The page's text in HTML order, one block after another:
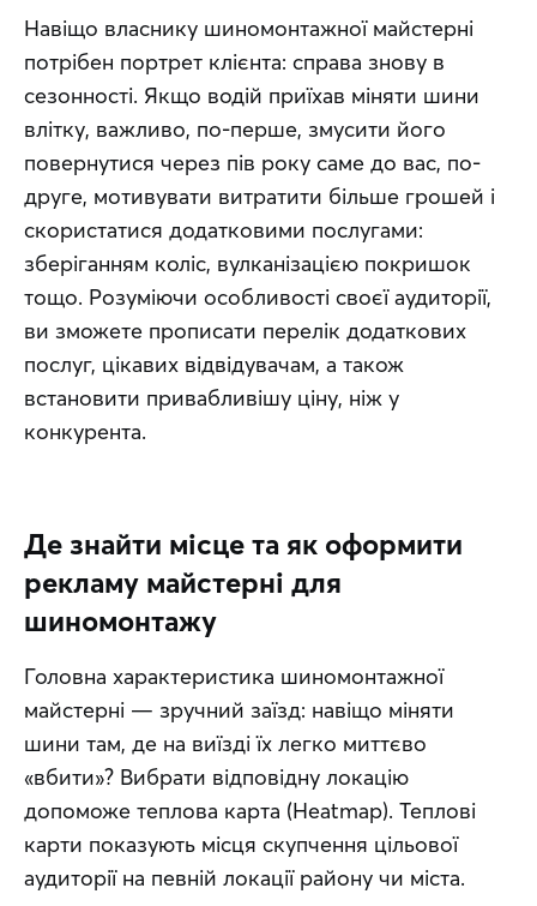
Навіщо власнику шиномонтажної майстерні
потрібен портрет клієнта: справа знову в
сезонності. Якщо водій приїхав міняти шини
влітку, важливо, по-перше, змусити його
повернутися через пів року саме до вас, по-
друге, мотивувати витратити більше грошей і
скористатися додатковими послугами:
зберіганням коліс, вулканізацією покришок
тощо. Розуміючи особливості своєї аудиторії,
ви зможете прописати перелік додаткових
послуг, цікавих відвідувачам, а також
встановити привабливішу ціну, ніж у
конкурента.
Де знайти місце та як оформити
рекламу майстерні для
шиномонтажу
Головна характеристика шиномонтажної
майстерні — зручний заїзд: навіщо міняти
шини там, де на виїзді їх легко миттєво
«вбити»? Вибрати відповідну локацію
допоможе теплова карта (Heatmap). Теплові
карти показують місця скупчення цільової
аудиторії на певній локації району чи міста.